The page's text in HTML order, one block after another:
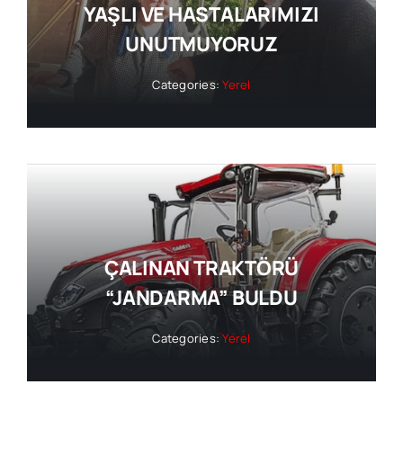
YAŞLI VE HASTALARIMIZI
UNUTMUYORUZ
Categories:Yerel
ÇALINAN TRAKTÖRÜ
“JANDARMA” BULDU
Categories:Yerel